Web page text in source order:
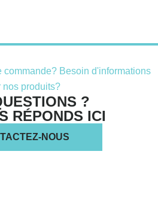
commande? Besoin d'informations
nos produits?
?
RÉPONDS ICI
NOUS